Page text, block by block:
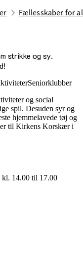
Fællesskaber for
strikke og sy.
Seniorklubber
og social
spil. Desuden syr og
hjemmelavede tøj og
til Kirkens Korskær i
kl. 14.00 til 17.00